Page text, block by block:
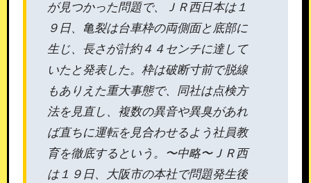
が見つかった問題で、ＪＲ西日本は１
９日、亀裂は台車枠の両側面と底部に
生じ、長さが計約４４センチに達して
いたと発表した。枠は破断寸前で脱線
もありえた重大事態で、同社は点検方
法を見直し、複数の異音や異臭があれ
ば直ちに運転を見合わせるよう社員教
育を徹底するという。〜中略〜ＪＲ西
は１９日、大阪市の本社で問題発生後